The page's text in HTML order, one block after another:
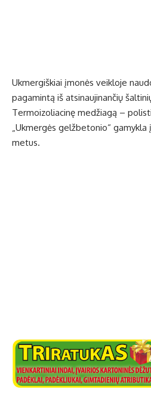
Ukmergiškiai įmonės veikloje
pagamintą iš atsinaujinančių
Termoizoliacinę medžiagą –
„Ukmergės gelžbetonio“ gamykla
metus.